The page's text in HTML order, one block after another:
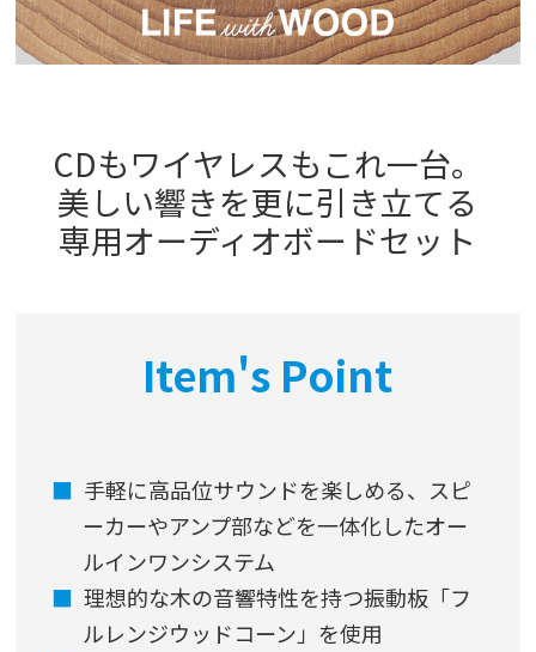
CDもワイヤレスもこれ一台。
美しい響きを更に引き立てる
専用オーディオボードセット
Item's Point
手軽に高品位サウンドを楽しめる、スピ
ーカーやアンプ部などを一体化したオー
ルインワンシステム
理想的な木の音響特性を持つ振動板「フ
ルレンジウッドコーン」を使用